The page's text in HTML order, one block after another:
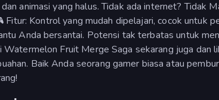
animasi yang halus. Tidak ada internet? Tidak
Fitur: Kontrol yang mudah dipelajari, cocok untuk
Anda bersantai. Potensi tak terbatas untuk
Watermelon Fruit Merge Saga sekarang juga dan
Baik Anda seorang gamer biasa atau